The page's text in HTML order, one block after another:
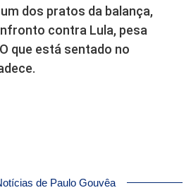
dos pratos da balança,
contra Lula, pesa
que está sentado no
de Paulo Gouvêa